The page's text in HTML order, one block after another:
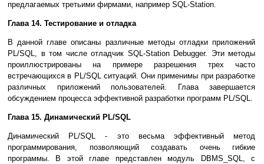
предлагаемых третьими фирмами, например SQL-Station.
Глава 14. Тестирование и отладка
В данной главе описаны различные методы отладки приложений
PL/SQL, в том числе отладчик SQL-Station Debugger. Эти методы
проиллюстрированы на примере разрешения трех часто
встречающихся в PL/SQL ситуаций. Они применимы при разработке
различных приложений пользователей. Глава завершается
обсуждением процесса эффективной разработки программ PL/SQL.
Глава 15. Динамический PL/SQL
Динамический PL/SQL - это весьма эффективный метод
программирования, позволяющий создавать очень гибкие
программы. В этой главе представлен модуль DBMS_SQL, с